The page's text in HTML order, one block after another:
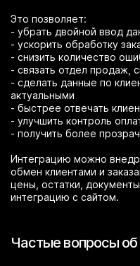
Это позволяет:
- убрать двойной ввод
- ускорить обработку
- снизить количество
- связать отдел продаж,
- сделать данные по
актуальными
- быстрее отвечать
- улучшить контроль
- получить более
Интеграцию можно
обмен клиентами и
цены, остатки,
интеграцию с сайтом.
Частые вопросы об